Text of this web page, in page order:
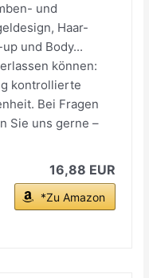
und
Haar-
und Body...
können:
kontrollierte
Bei Fragen
Sie uns gerne –
16,88 EUR
*Zu Amazon